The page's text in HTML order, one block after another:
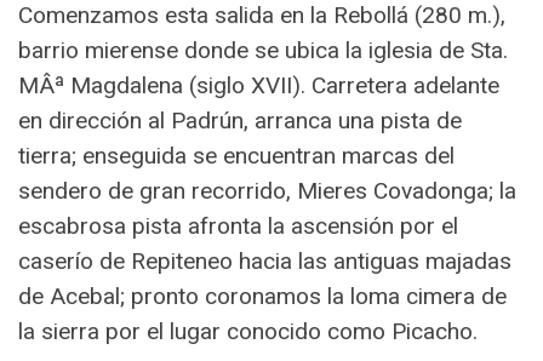
Comenzamos esta salida en la Rebollá (280 m.),
barrio mierense donde se ubica la iglesia de Sta.
MÂª Magdalena (siglo XVII). Carretera adelante
en dirección al Padrún, arranca una pista de
tierra; enseguida se encuentran marcas del
sendero de gran recorrido, Mieres Covadonga; la
escabrosa pista afronta la ascensión por el
caserío de Repiteneo hacia las antiguas majadas
de Acebal; pronto coronamos la loma cimera de
la sierra por el lugar conocido como Picacho.